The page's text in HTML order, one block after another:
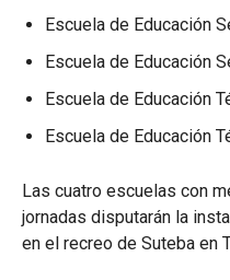
Escuela de Educación
Escuela de Educación
Escuela de Educación
Escuela de Educación
Las cuatro escuelas con
jornadas disputarán la
en el recreo de Suteba en